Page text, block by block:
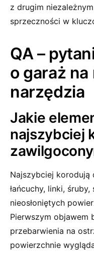
z drugim
sprzeczności w
QA –
o garaż
narzędzia
Jakie
najszybciej
Najszybciej korodują
łańcuchy, linki,
nieosłoniętych
Pierwszym objawem
przebarwienia na
powierzchnie